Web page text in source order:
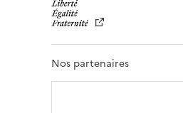
Nos partenaires